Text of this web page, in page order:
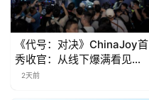
游
茶
对
《代号：对决》ChinaJoy首
秀收官：从线下爆满看见玩
家的真实期待
2天前